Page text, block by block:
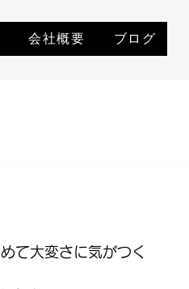
会社概要 ブログ
て大変さに気がつく